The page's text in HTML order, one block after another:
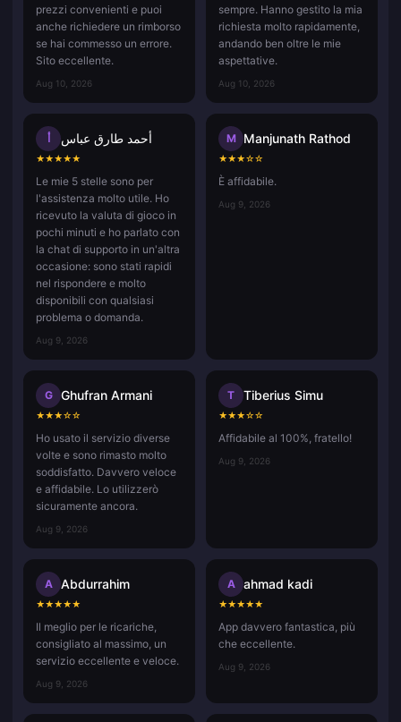
prezzi convenienti e puoi
anche richiedere un rimborso
se hai commesso un errore.
Sito eccellente.
Aug 10, 2026
sempre. Hanno gestito la mia
richiesta molto rapidamente,
andando ben oltre le mie
aspettative.
Aug 10, 2026
أ أحمد طارق عباس
★★★★★
Le mie 5 stelle sono per
l'assistenza molto utile. Ho
ricevuto la valuta di gioco in
pochi minuti e ho parlato con
la chat di supporto in un'altra
occasione: sono stati rapidi
nel rispondere e molto
disponibili con qualsiasi
problema o domanda.
Aug 9, 2026
M Manjunath Rathod
★★★☆☆
È affidabile.
Aug 9, 2026
G Ghufran Armani
★★★☆☆
Ho usato il servizio diverse
volte e sono rimasto molto
soddisfatto. Davvero veloce
e affidabile. Lo utilizzerò
sicuramente ancora.
Aug 9, 2026
T Tiberius Simu
★★★☆☆
Affidabile al 100%, fratello!
Aug 9, 2026
A Abdurrahim
★★★★★
Il meglio per le ricariche,
consigliato al massimo, un
servizio eccellente e veloce.
Aug 9, 2026
A ahmad kadi
★★★★★
App davvero fantastica, più
che eccellente.
Aug 9, 2026